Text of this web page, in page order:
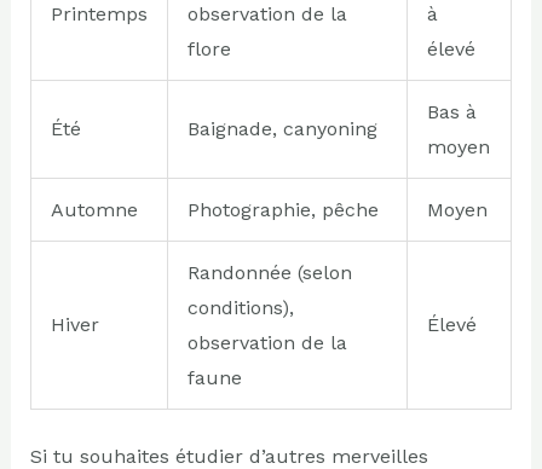
Printemps
observation de la
flore
à
élevé
Été Baignade, canyoning
Bas à
moyen
Automne Photographie, pêche Moyen
Hiver
Randonnée (selon
conditions),
observation de la
faune
Élevé
Si tu souhaites étudier d’autres merveilles